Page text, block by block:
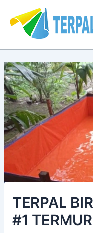
konten
TERPAL
#1
navigation